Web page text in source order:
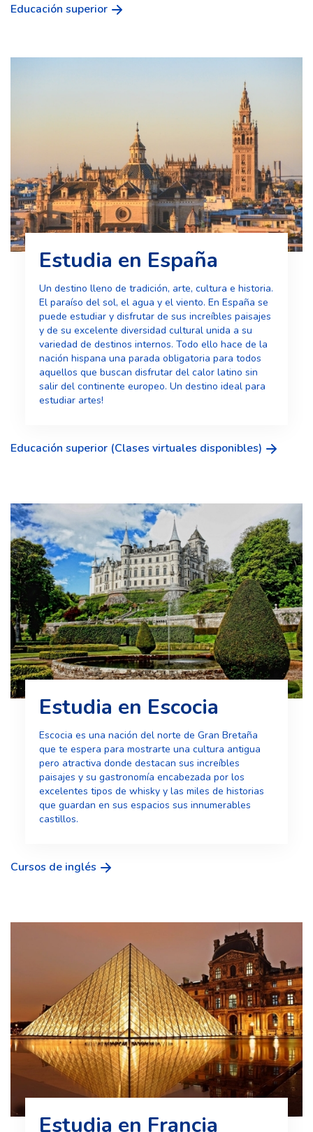
Educación superior
Estudia en España
Un destino lleno de tradición, arte, cultura e historia.
El paraíso del sol, el agua y el viento. En España se
puede estudiar y disfrutar de sus increíbles paisajes
y de su excelente diversidad cultural unida a su
variedad de destinos internos. Todo ello hace de la
nación hispana una parada obligatoria para todos
aquellos que buscan disfrutar del calor latino sin
salir del continente europeo. Un destino ideal para
estudiar artes!
Educación superior (Clases virtuales disponibles)
Estudia en Escocia
Escocia es una nación del norte de Gran Bretaña
que te espera para mostrarte una cultura antigua
pero atractiva donde destacan sus increíbles
paisajes y su gastronomía encabezada por los
excelentes tipos de whisky y las miles de historias
que guardan en sus espacios sus innumerables
castillos.
Cursos de inglés
Estudia en Francia